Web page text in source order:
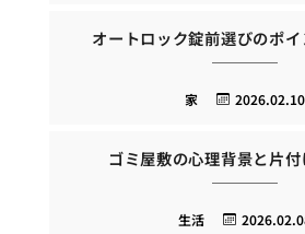
オートロック錠前選びのポ
2026.02.10
家
ゴミ屋敷の心理背景と片
生活